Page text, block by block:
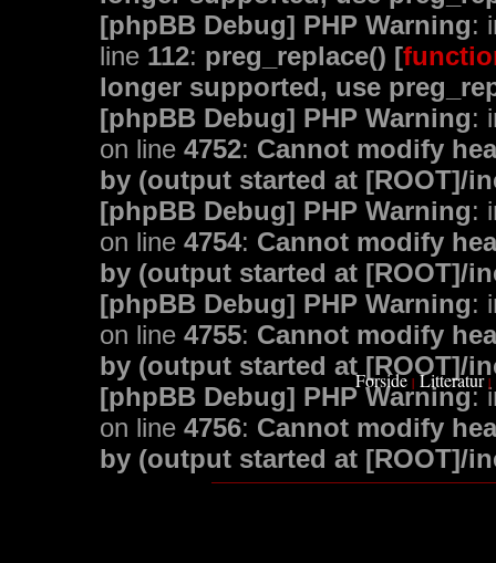
[phpBB Debug] PHP Warning:
line 112: preg_replace() [
longer supported, use
[phpBB Debug] PHP Warning:
on line 4752: Cannot modify
by (output started at [ROOT]/
[phpBB Debug] PHP Warning:
on line 4754: Cannot modify
by (output started at [ROOT]/
[phpBB Debug] PHP Warning:
on line 4755: Cannot modify
by (output started at [ROOT]/
[phpBB Debug] PHP Warning:
on line 4756: Cannot modify
by (output started at [ROOT]/
Forside | Litteratur |